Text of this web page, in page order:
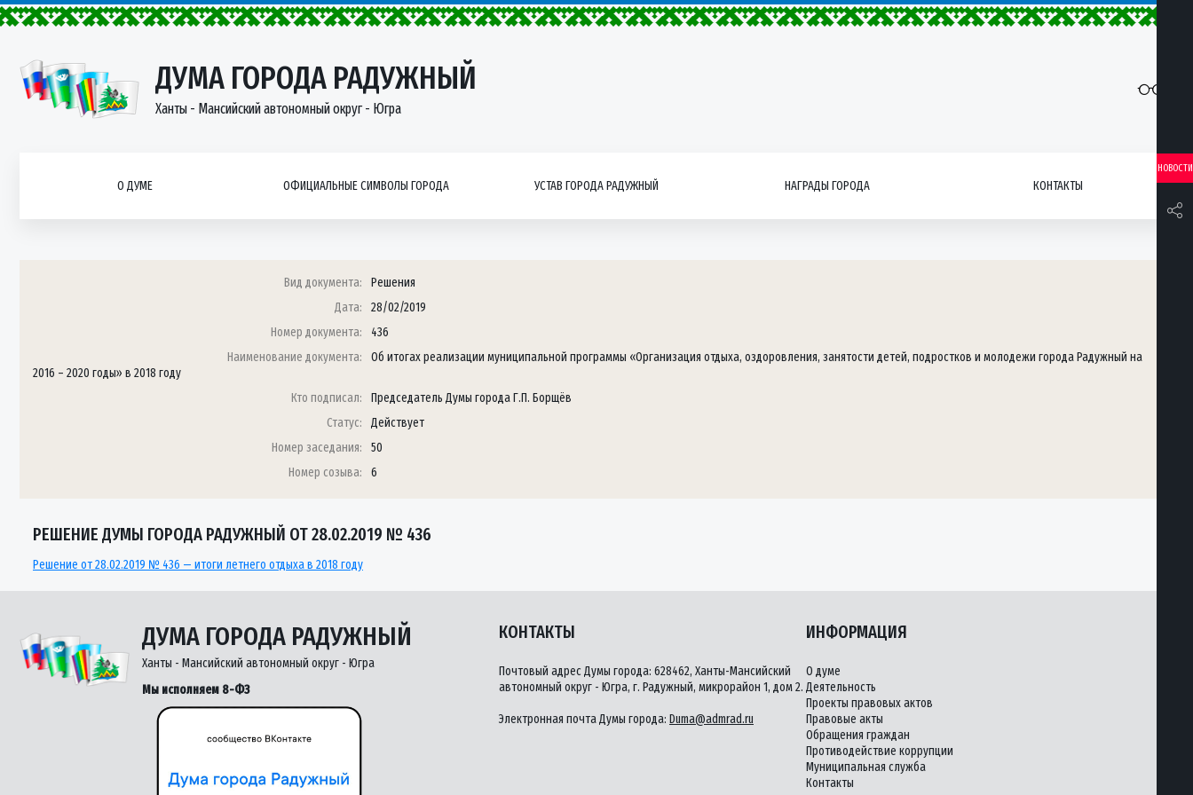
ДУМА ГОРОДА РАДУЖНЫЙ
Ханты - Мансийский автономный округ - Югра
О ДУМЕ ОФИЦИАЛЬНЫЕ СИМВОЛЫ ГОРОДА УСТАВ ГОРОДА РАДУЖНЫЙ НАГРАДЫ ГОРОДА КОНТАКТЫ
НОВОСТИ
Вид документа:
Решения
Дата:
28/02/2019
Номер документа:
436
Наименование документа:
Об итогах реализации муниципальной программы «Организация отдыха, оздоровления, занятости детей, подростков и молодежи города Радужный на
2016 – 2020 годы» в 2018 году
Кто подписал:
Председатель Думы города Г.П. Борщёв
Статус:
Действует
Номер заседания:
50
Номер созыва:
6
РЕШЕНИЕ ДУМЫ ГОРОДА РАДУЖНЫЙ ОТ 28.02.2019 № 436
Решение от 28.02.2019 № 436 — итоги летнего отдыха в 2018 году
ДУМА ГОРОДА РАДУЖНЫЙ
Ханты - Мансийский автономный округ - Югра
Мы исполняем 8-ФЗ
КОНТАКТЫ
Почтовый адрес Думы города: 628462, Ханты-Мансийский
автономный округ - Югра, г. Радужный, микрорайон 1, дом 2.
Электронная почта Думы города: Duma@admrad.ru
ИНФОРМАЦИЯ
О думе
Деятельность
Проекты правовых актов
Правовые акты
Обращения граждан
Противодействие коррупции
Муниципальная служба
Контакты